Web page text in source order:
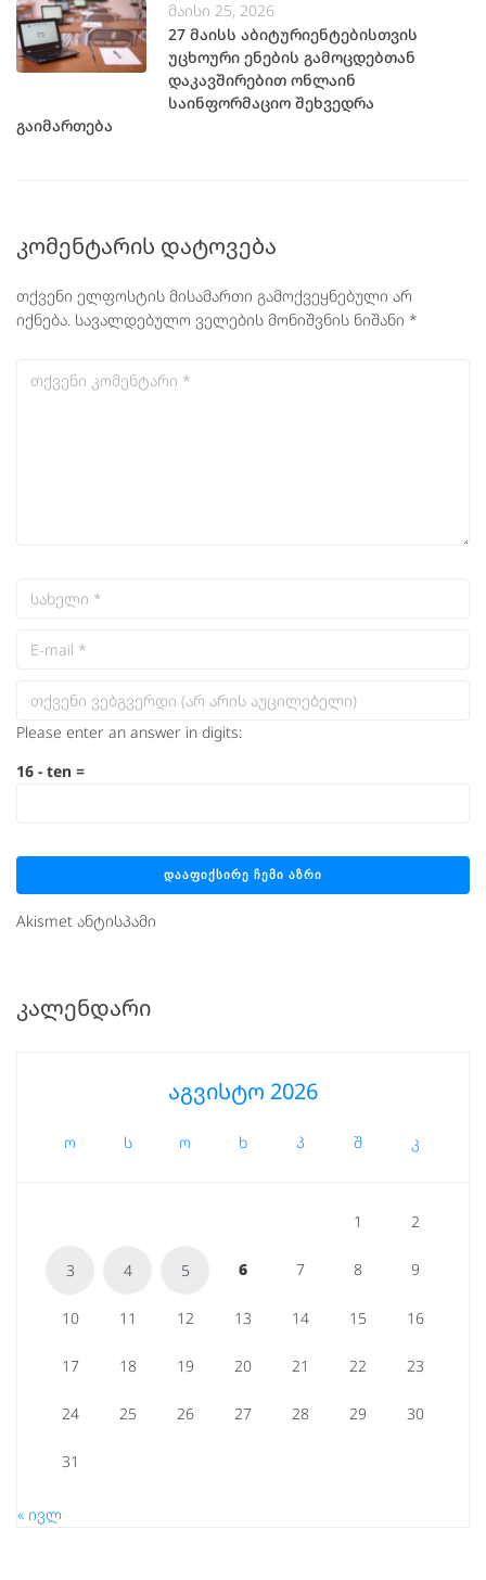
მაისი 25, 2026
27 მაისს აბიტურიენტებისთვის
უცხოური ენების გამოცდებთან
დაკავშირებით ონლაინ
საინფორმაციო შეხვედრა
გაიმართება
კომენტარის დატოვება
თქვენი ელფოსტის მისამართი გამოქვეყნებული არ
იქნება. სავალდებულო ველების მონიშვნის ნიშანი *
Please enter an answer in digits:
16 − ten =
Akismet ანტისპამი
ᲙᲐᲚᲔᲜᲓᲐᲠᲘ
აგვისტო 2026
ო ს ო ხ პ შ კ
1 2
3 4 5 6 7 8 9
10 11 12 13 14 15 16
17 18 19 20 21 22 23
24 25 26 27 28 29 30
31
« ივლ